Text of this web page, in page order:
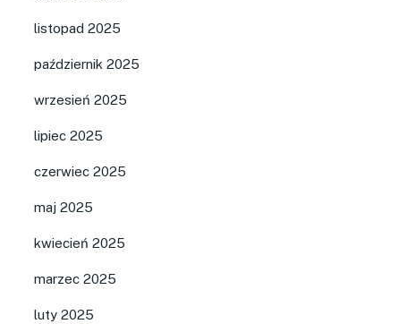
listopad 2025
październik 2025
wrzesień 2025
lipiec 2025
czerwiec 2025
maj 2025
kwiecień 2025
marzec 2025
luty 2025